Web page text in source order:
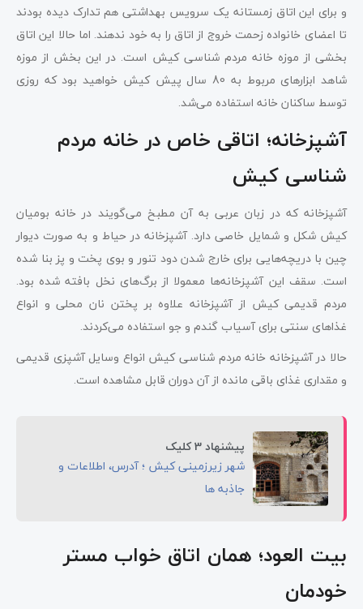
و برای این اتاق زمستانه یک سرویس بهداشتی هم تدارک دیده بودند
تا اعضای خانواده زحمت خروج از اتاق را به خود ندهند. اما حالا این اتاق
بخشی از موزه خانه مردم شناسی کیش است. در این بخش از موزه
شاهد ابزارهای مربوط به 80 سال پیش کیش خواهید بود که روزی
توسط ساکنان خانه استفاده می‌شد.
آشپزخانه؛ اتاقی خاص در خانه مردم
شناسی کیش
آشپزخانه که در زبان عربی به آن مطبخ می‌گویند در خانه بومیان
کیش شکل و شمایل خاصی دارد. آشپزخانه در حیاط و به صورت دیوار
چین با دریچه‌هایی برای خارج شدن دود تنور و بوی پخت و پز بنا شده
است. سقف این آشپزخانه‌ها معمولا از برگ‌های نخل بافته شده بود.
مردم قدیمی کیش از آشپزخانه علاوه بر پختن نان محلی و انواع
غذاهای سنتی برای آسیاب گندم و جو استفاده می‌کردند.
حالا در آشپزخانه خانه مردم شناسی کیش انواع وسایل آشپزی قدیمی
و مقداری غذای باقی مانده از آن دوران قابل مشاهده است.
پیشنهاد 3 کلیک
شهر زیرزمینی کیش ؛ آدرس، اطلاعات و
جاذبه ها
بیت العود؛ همان اتاق خواب مستر
خودمان